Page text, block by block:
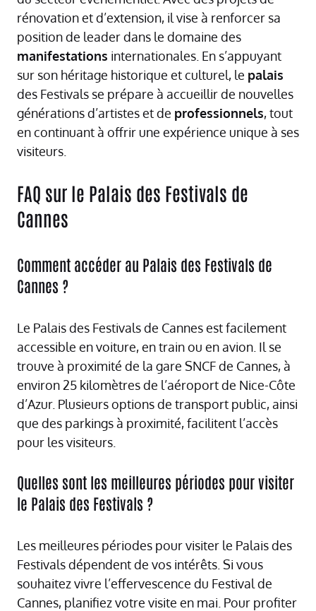
rénovation et d’extension, il vise à renforcer sa
position de leader dans le domaine des
manifestations internationales. En s’appuyant
sur son héritage historique et culturel, le palais
des Festivals se prépare à accueillir de nouvelles
générations d’artistes et de professionnels, tout
en continuant à offrir une expérience unique à ses
visiteurs.
FAQ sur le Palais des Festivals de
Cannes
Comment accéder au Palais des Festivals de
Cannes ?
Le Palais des Festivals de Cannes est facilement
accessible en voiture, en train ou en avion. Il se
trouve à proximité de la gare SNCF de Cannes, à
environ 25 kilomètres de l’aéroport de Nice-Côte
d’Azur. Plusieurs options de transport public, ainsi
que des parkings à proximité, facilitent l’accès
pour les visiteurs.
Quelles sont les meilleures périodes pour visiter
le Palais des Festivals ?
Les meilleures périodes pour visiter le Palais des
Festivals dépendent de vos intérêts. Si vous
souhaitez vivre l’effervescence du Festival de
Cannes, planifiez votre visite en mai. Pour profiter